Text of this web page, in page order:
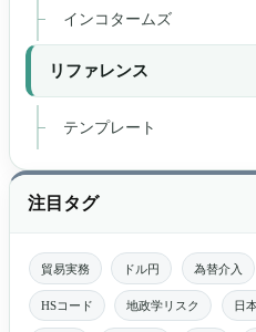
インコタームズ
リファレンス
テンプレート
注目タグ
貿易実務 ドル円 為替介入
HSコード 地政学リスク 日